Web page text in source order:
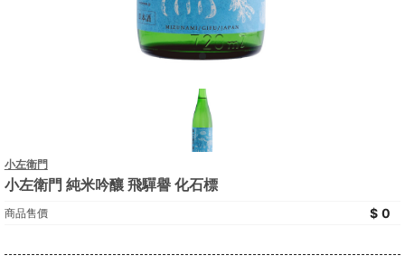
小左衛門
小左衛門 純米吟釀 飛驒譽 化石標
商品售價 0